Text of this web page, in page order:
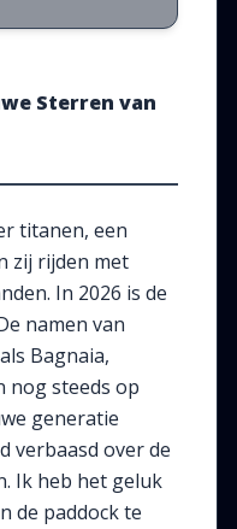
Sterren van
titanen, een
zij rijden met
In 2026 is de
namen van
Bagnaia,
nog steeds op
generatie
verbaasd over de
Ik heb het geluk
de paddock te